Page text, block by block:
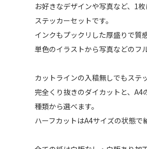
お好きなデザインや写真など、1
ステッカーセットです。
インクもプックリした厚盛りで質
単色のイラストから写真などのフ
カットラインの入稿無しでもステ
完全くり抜きのダイカットと、
種類から選べます。
ハーフカットはA4サイズの状態で